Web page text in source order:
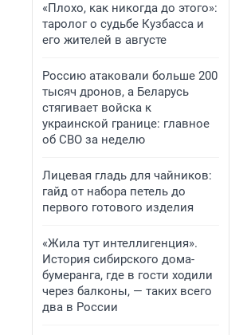
«Плохо, как никогда до этого»:
таролог о судьбе Кузбасса и
его жителей в августе
Россию атаковали больше 200
тысяч дронов, а Беларусь
стягивает войска к
украинской границе: главное
об СВО за неделю
Лицевая гладь для чайников:
гайд от набора петель до
первого готового изделия
«Жила тут интеллигенция».
История сибирского дома-
бумеранга, где в гости ходили
через балконы, — таких всего
два в России